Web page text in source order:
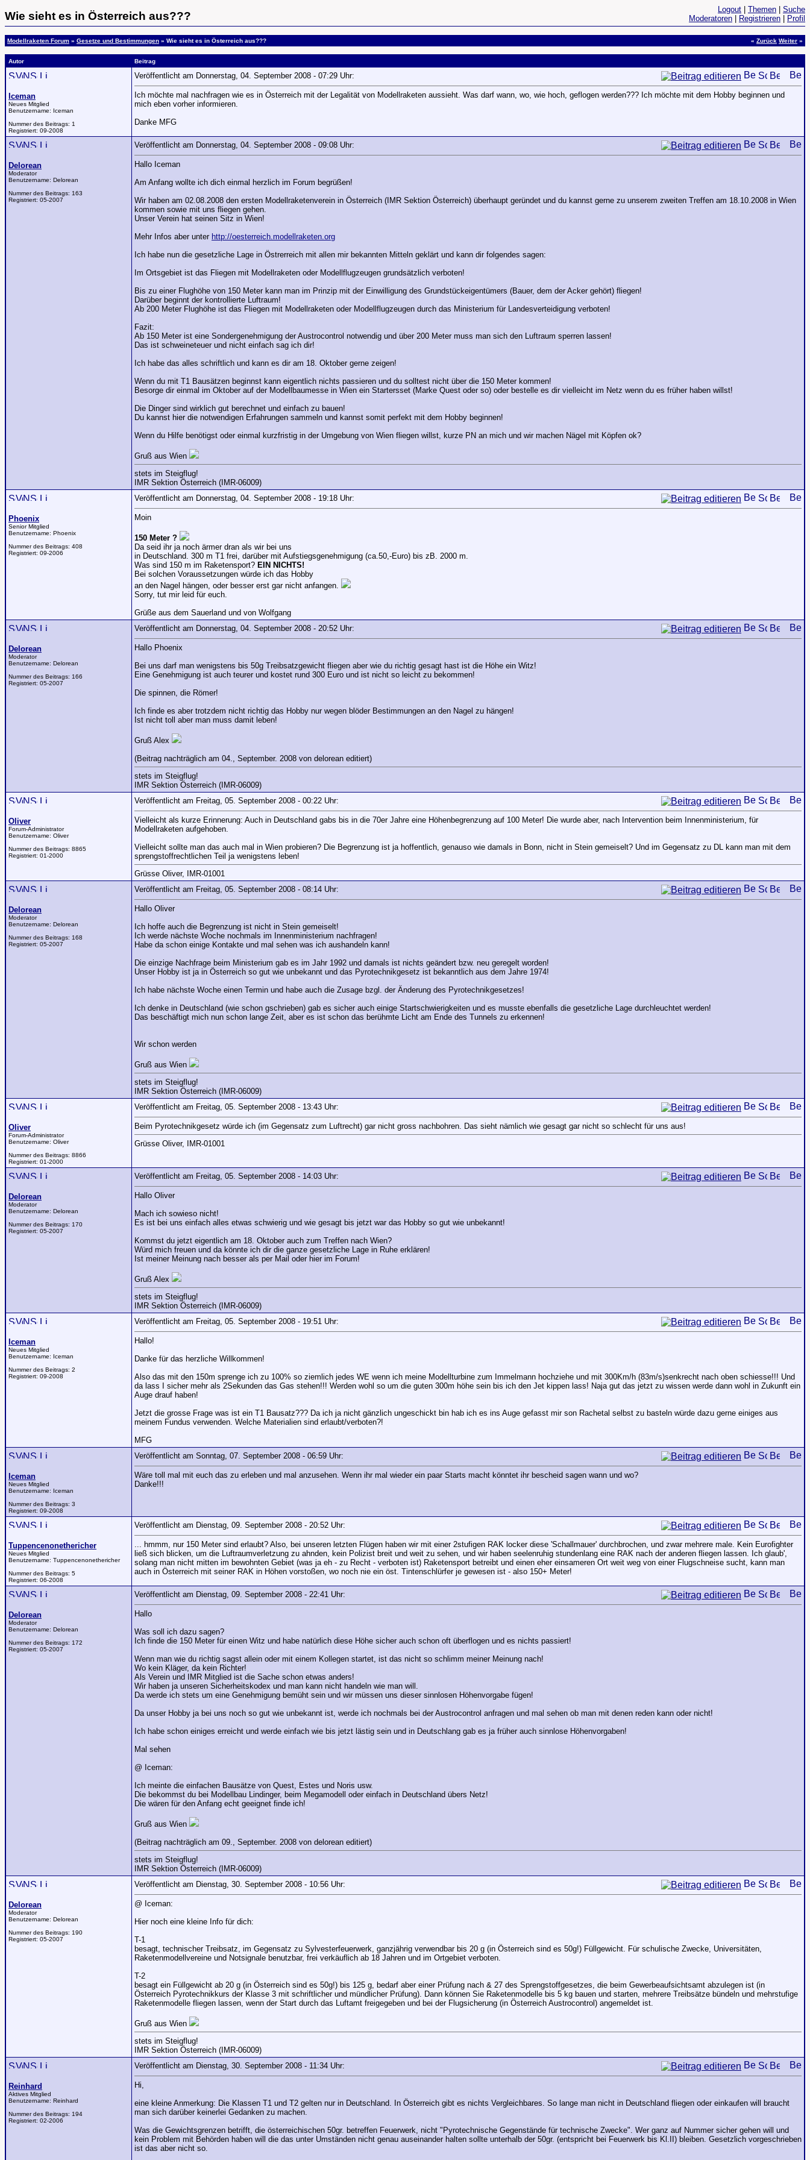
Wie sieht es in Österreich aus???
Logout Themen
Suche
Moderatoren
Registrieren Profil
Modellraketen Forum » Gesetze und Bestimmungen » Wie sieht es in Österreich aus??? « Zurück Weiter »
Autor Beitrag
Iceman
Neues Mitglied
Benutzername: Iceman
Nummer des Beitrags: 1
Registriert: 09-2008
Veröffentlicht am Donnerstag, 04. September 2008 - 07:29 Uhr:
Ich möchte mal nachfragen wie es in Österreich mit der Legalität von Modellraketen aussieht. Was darf wann, wo, wie hoch, geflogen werden??? Ich möchte mit dem Hobby beginnen und
mich eben vorher informieren.
Danke MFG
Delorean
Moderator
Benutzername: Delorean
Nummer des Beitrags: 163
Registriert: 05-2007
Veröffentlicht am Donnerstag, 04. September 2008 - 09:08 Uhr:
Hallo Iceman
Am Anfang wollte ich dich einmal herzlich im Forum begrüßen!
Wir haben am 02.08.2008 den ersten Modellraketenverein in Österreich (IMR Sektion Österreich) überhaupt geründet und du kannst gerne zu unserem zweiten Treffen am 18.10.2008 in Wien
kommen sowie mit uns fliegen gehen.
Unser Verein hat seinen Sitz in Wien!
Mehr Infos aber unter http://oesterreich.modellraketen.org
Ich habe nun die gesetzliche Lage in Östrerreich mit allen mir bekannten Mitteln geklärt und kann dir folgendes sagen:
Im Ortsgebiet ist das Fliegen mit Modellraketen oder Modellflugzeugen grundsätzlich verboten!
Bis zu einer Flughöhe von 150 Meter kann man im Prinzip mit der Einwilligung des Grundstückeigentümers (Bauer, dem der Acker gehört) fliegen!
Darüber beginnt der kontrollierte Luftraum!
Ab 200 Meter Flughöhe ist das Fliegen mit Modellraketen oder Modellflugzeugen durch das Ministerium für Landesverteidigung verboten!
Fazit:
Ab 150 Meter ist eine Sondergenehmigung der Austrocontrol notwendig und über 200 Meter muss man sich den Luftraum sperren lassen!
Das ist schweineteuer und nicht einfach sag ich dir!
Ich habe das alles schriftlich und kann es dir am 18. Oktober gerne zeigen!
Wenn du mit T1 Bausätzen beginnst kann eigentlich nichts passieren und du solltest nicht über die 150 Meter kommen!
Besorge dir einmal im Oktober auf der Modellbaumesse in Wien ein Startersset (Marke Quest oder so) oder bestelle es dir vielleicht im Netz wenn du es früher haben willst!
Die Dinger sind wirklich gut berechnet und einfach zu bauen!
Du kannst hier die notwendigen Erfahrungen sammeln und kannst somit perfekt mit dem Hobby beginnen!
Wenn du Hilfe benötigst oder einmal kurzfristig in der Umgebung von Wien fliegen willst, kurze PN an mich und wir machen Nägel mit Köpfen ok?
Gruß aus Wien
stets im Steigflug!
IMR Sektion Österreich (IMR-06009)
Phoenix
Senior Mitglied
Benutzername: Phoenix
Nummer des Beitrags: 408
Registriert: 09-2006
Veröffentlicht am Donnerstag, 04. September 2008 - 19:18 Uhr:
Moin
150 Meter ?
Da seid ihr ja noch ärmer dran als wir bei uns
in Deutschland. 300 m T1 frei, darüber mit Aufstiegsgenehmigung (ca.50,-Euro) bis zB. 2000 m.
Was sind 150 m im Raketensport? EIN NICHTS!
Bei solchen Voraussetzungen würde ich das Hobby
an den Nagel hängen, oder besser erst gar nicht anfangen.
Sorry, tut mir leid für euch.
Grüße aus dem Sauerland und von Wolfgang
Delorean
Moderator
Benutzername: Delorean
Nummer des Beitrags: 166
Registriert: 05-2007
Veröffentlicht am Donnerstag, 04. September 2008 - 20:52 Uhr:
Hallo Phoenix
Bei uns darf man wenigstens bis 50g Treibsatzgewicht fliegen aber wie du richtig gesagt hast ist die Höhe ein Witz!
Eine Genehmigung ist auch teurer und kostet rund 300 Euro und ist nicht so leicht zu bekommen!
Die spinnen, die Römer!
Ich finde es aber trotzdem nicht richtig das Hobby nur wegen blöder Bestimmungen an den Nagel zu hängen!
Ist nicht toll aber man muss damit leben!
Gruß Alex
(Beitrag nachträglich am 04., September. 2008 von delorean editiert)
stets im Steigflug!
IMR Sektion Österreich (IMR-06009)
Oliver
Forum-Administrator
Benutzername: Oliver
Nummer des Beitrags: 8865
Registriert: 01-2000
Veröffentlicht am Freitag, 05. September 2008 - 00:22 Uhr:
Vielleicht als kurze Erinnerung: Auch in Deutschland gabs bis in die 70er Jahre eine Höhenbegrenzung auf 100 Meter! Die wurde aber, nach Intervention beim Innenministerium, für
Modellraketen aufgehoben.
Vielleicht sollte man das auch mal in Wien probieren? Die Begrenzung ist ja hoffentlich, genauso wie damals in Bonn, nicht in Stein gemeiselt? Und im Gegensatz zu DL kann man mit dem
sprengstoffrechtlichen Teil ja wenigstens leben!
Grüsse Oliver, IMR-01001
Delorean
Moderator
Benutzername: Delorean
Nummer des Beitrags: 168
Registriert: 05-2007
Veröffentlicht am Freitag, 05. September 2008 - 08:14 Uhr:
Hallo Oliver
Ich hoffe auch die Begrenzung ist nicht in Stein gemeiselt!
Ich werde nächste Woche nochmals im Innenministerium nachfragen!
Habe da schon einige Kontakte und mal sehen was ich aushandeln kann!
Die einzige Nachfrage beim Ministerium gab es im Jahr 1992 und damals ist nichts geändert bzw. neu geregelt worden!
Unser Hobby ist ja in Österreich so gut wie unbekannt und das Pyrotechnikgesetz ist bekanntlich aus dem Jahre 1974!
Ich habe nächste Woche einen Termin und habe auch die Zusage bzgl. der Änderung des Pyrotechnikgesetzes!
Ich denke in Deutschland (wie schon gschrieben) gab es sicher auch einige Startschwierigkeiten und es musste ebenfalls die gesetzliche Lage durchleuchtet werden!
Das beschäftigt mich nun schon lange Zeit, aber es ist schon das berühmte Licht am Ende des Tunnels zu erkennen!
Wir schon werden
Gruß aus Wien
stets im Steigflug!
IMR Sektion Österreich (IMR-06009)
Oliver
Forum-Administrator
Benutzername: Oliver
Nummer des Beitrags: 8866
Registriert: 01-2000
Veröffentlicht am Freitag, 05. September 2008 - 13:43 Uhr:
Beim Pyrotechnikgesetz würde ich (im Gegensatz zum Luftrecht) gar nicht gross nachbohren. Das sieht nämlich wie gesagt gar nicht so schlecht für uns aus!
Grüsse Oliver, IMR-01001
Delorean
Moderator
Benutzername: Delorean
Nummer des Beitrags: 170
Registriert: 05-2007
Veröffentlicht am Freitag, 05. September 2008 - 14:03 Uhr:
Hallo Oliver
Mach ich sowieso nicht!
Es ist bei uns einfach alles etwas schwierig und wie gesagt bis jetzt war das Hobby so gut wie unbekannt!
Kommst du jetzt eigentlich am 18. Oktober auch zum Treffen nach Wien?
Würd mich freuen und da könnte ich dir die ganze gesetzliche Lage in Ruhe erklären!
Ist meiner Meinung nach besser als per Mail oder hier im Forum!
Gruß Alex
stets im Steigflug!
IMR Sektion Österreich (IMR-06009)
Iceman
Neues Mitglied
Benutzername: Iceman
Nummer des Beitrags: 2
Registriert: 09-2008
Veröffentlicht am Freitag, 05. September 2008 - 19:51 Uhr:
Hallo!
Danke für das herzliche Willkommen!
Also das mit den 150m sprenge ich zu 100% so ziemlich jedes WE wenn ich meine Modellturbine zum Immelmann hochziehe und mit 300Km/h (83m/s)senkrecht nach oben schiesse!!! Und
da lass I sicher mehr als 2Sekunden das Gas stehen!!! Werden wohl so um die guten 300m höhe sein bis ich den Jet kippen lass! Naja gut das jetzt zu wissen werde dann wohl in Zukunft ein
Auge drauf haben!
Jetzt die grosse Frage was ist ein T1 Bausatz??? Da ich ja nicht gänzlich ungeschickt bin hab ich es ins Auge gefasst mir son Rachetal selbst zu basteln würde dazu gerne einiges aus
meinem Fundus verwenden. Welche Materialien sind erlaubt/verboten?!
MFG
Iceman
Neues Mitglied
Benutzername: Iceman
Nummer des Beitrags: 3
Registriert: 09-2008
Veröffentlicht am Sonntag, 07. September 2008 - 06:59 Uhr:
Wäre toll mal mit euch das zu erleben und mal anzusehen. Wenn ihr mal wieder ein paar Starts macht könntet ihr bescheid sagen wann und wo?
Danke!!!
Tuppencenonethericher
Neues Mitglied
Benutzername: Tuppencenonethericher
Nummer des Beitrags: 5
Registriert: 06-2008
Veröffentlicht am Dienstag, 09. September 2008 - 20:52 Uhr:
... hmmm, nur 150 Meter sind erlaubt? Also, bei unseren letzten Flügen haben wir mit einer 2stufigen RAK locker diese 'Schallmauer' durchbrochen, und zwar mehrere male. Kein Eurofighter
ließ sich blicken, um die Luftraumverletzung zu ahnden, kein Polizist breit und weit zu sehen, und wir haben seelenruhig stundenlang eine RAK nach der anderen fliegen lassen. Ich glaub',
solang man nicht mitten im bewohnten Gebiet (was ja eh - zu Recht - verboten ist) Raketensport betreibt und einen eher einsameren Ort weit weg von einer Flugschneise sucht, kann man
auch in Österreich mit seiner RAK in Höhen vorstoßen, wo noch nie ein öst. Tintenschlürfer je gewesen ist - also 150+ Meter!
Delorean
Moderator
Benutzername: Delorean
Nummer des Beitrags: 172
Registriert: 05-2007
Veröffentlicht am Dienstag, 09. September 2008 - 22:41 Uhr:
Hallo
Was soll ich dazu sagen?
Ich finde die 150 Meter für einen Witz und habe natürlich diese Höhe sicher auch schon oft überflogen und es nichts passiert!
Wenn man wie du richtig sagst allein oder mit einem Kollegen startet, ist das nicht so schlimm meiner Meinung nach!
Wo kein Kläger, da kein Richter!
Als Verein und IMR Mitglied ist die Sache schon etwas anders!
Wir haben ja unseren Sicherheitskodex und man kann nicht handeln wie man will.
Da werde ich stets um eine Genehmigung bemüht sein und wir müssen uns dieser sinnlosen Höhenvorgabe fügen!
Da unser Hobby ja bei uns noch so gut wie unbekannt ist, werde ich nochmals bei der Austrocontrol anfragen und mal sehen ob man mit denen reden kann oder nicht!
Ich habe schon einiges erreicht und werde einfach wie bis jetzt lästig sein und in Deutschlang gab es ja früher auch sinnlose Höhenvorgaben!
Mal sehen
@ Iceman:
Ich meinte die einfachen Bausätze von Quest, Estes und Noris usw.
Die bekommst du bei Modellbau Lindinger, beim Megamodell oder einfach in Deutschland übers Netz!
Die wären für den Anfang echt geeignet finde ich!
Gruß aus Wien
(Beitrag nachträglich am 09., September. 2008 von delorean editiert)
stets im Steigflug!
IMR Sektion Österreich (IMR-06009)
Delorean
Moderator
Benutzername: Delorean
Nummer des Beitrags: 190
Registriert: 05-2007
Veröffentlicht am Dienstag, 30. September 2008 - 10:56 Uhr:
@ Iceman:
Hier noch eine kleine Info für dich:
T-1
besagt, technischer Treibsatz, im Gegensatz zu Sylvesterfeuerwerk, ganzjährig verwendbar bis 20 g (in Österreich sind es 50g!) Füllgewicht. Für schulische Zwecke, Universitäten,
Raketenmodellvereine und Notsignale benutzbar, frei verkäuflich ab 18 Jahren und im Ortgebiet verboten.
T-2
besagt ein Füllgewicht ab 20 g (in Österreich sind es 50g!) bis 125 g, bedarf aber einer Prüfung nach & 27 des Sprengstoffgesetzes, die beim Gewerbeaufsichtsamt abzulegen ist (in
Österreich Pyrotechnikkurs der Klasse 3 mit schriftlicher und mündlicher Prüfung). Dann können Sie Raketenmodelle bis 5 kg bauen und starten, mehrere Treibsätze bündeln und mehrstufige
Raketenmodelle fliegen lassen, wenn der Start durch das Luftamt freigegeben und bei der Flugsicherung (in Österreich Austrocontrol) angemeldet ist.
Gruß aus Wien
stets im Steigflug!
IMR Sektion Österreich (IMR-06009)
Reinhard
Aktives Mitglied
Benutzername: Reinhard
Nummer des Beitrags: 194
Registriert: 02-2006
Veröffentlicht am Dienstag, 30. September 2008 - 11:34 Uhr:
Hi,
eine kleine Anmerkung: Die Klassen T1 und T2 gelten nur in Deutschland. In Österreich gibt es nichts Vergleichbares. So lange man nicht in Deutschland fliegen oder einkaufen will braucht
man sich darüber keinerlei Gedanken zu machen.
Was die Gewichtsgrenzen betrifft, die österreichischen 50gr. betreffen Feuerwerk, nicht "Pyrotechnische Gegenstände für technische Zwecke". Wer ganz auf Nummer sicher gehen will und
kein Problem mit Behörden haben will die das unter Umständen nicht genau auseinander halten sollte unterhalb der 50gr. (entspricht bei Feuerwerk bis Kl.II) bleiben. Gesetzlich vorgeschrieben
ist das aber nicht so.